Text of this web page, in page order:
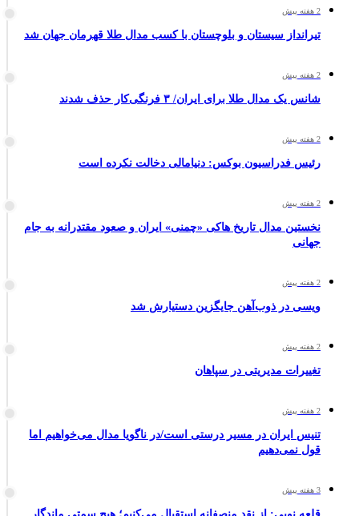
2 هفته پیش
تیرانداز سیستان و بلوچستان با کسب مدال طلا قهرمان جهان شد
2 هفته پیش
شانس یک مدال طلا برای ایران/ ۳ فرنگی‌کار حذف شدند
2 هفته پیش
رئیس فدراسیون بوکس: دنیامالی دخالت نکرده است
2 هفته پیش
نخستین مدال تاریخ هاکی «چمنی» ایران و صعود مقتدرانه به جام
جهانی
2 هفته پیش
ویسی در ذوب‌آهن جایگزین دستیارش شد
2 هفته پیش
تغییرات مدیریتی در سپاهان
2 هفته پیش
تنیس ایران در مسیر درستی است/در ناگویا مدال می‌خواهیم اما
قول نمی‌دهیم
3 هفته پیش